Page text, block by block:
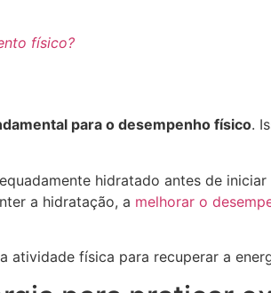
físico?
para o desempenho físico.
hidratado antes de
a hidratação, a melhorar o